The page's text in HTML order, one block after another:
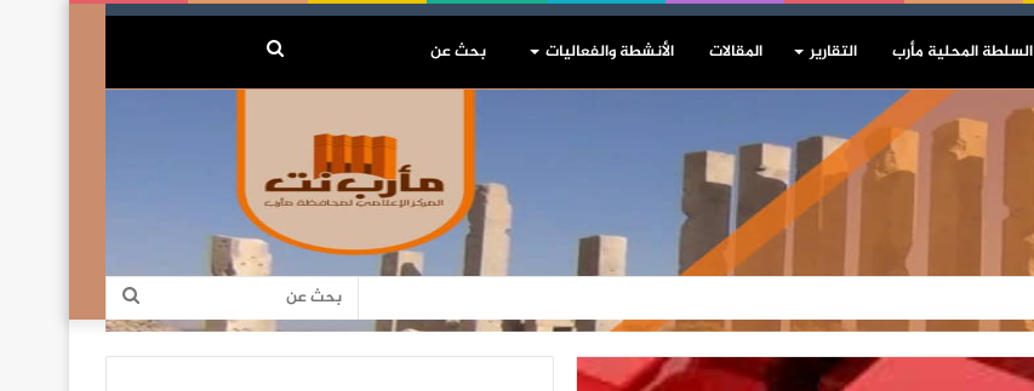
السلطة المحلية مأرب التقارير المقالات الأنشطة والفعاليات بحث
بحث
عن